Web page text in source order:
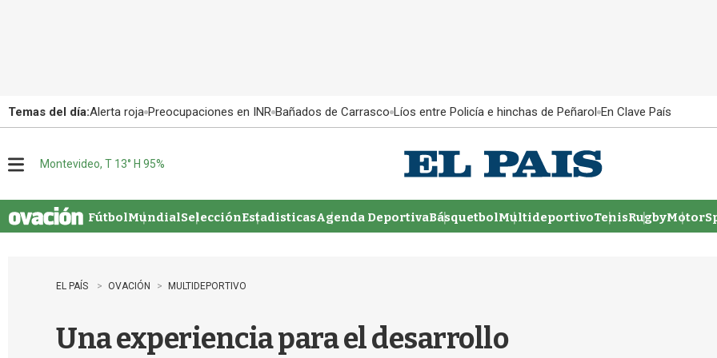
Temas del día:Alerta roja Preocupaciones en INR Bañados de Carrasco Líos entre Policía e hinchas de Peñarol En Clave País
u
Montevideo, T 13° H 95%
FútbolMundialSelecciónEstadisticasAgenda DeportivaBásquetbolMultideportivoTenisRugby
EL PAÍS OVACIÓN MULTIDEPORTIVO
Una experiencia para el desarrollo